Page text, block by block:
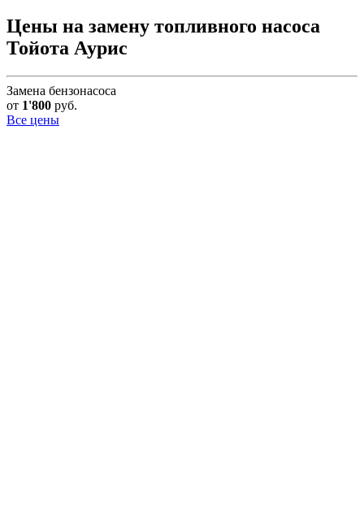
Цены на замену топливного насоса
Тойота Аурис
Замена бензонасоса
от 1'800 руб.
Все цены